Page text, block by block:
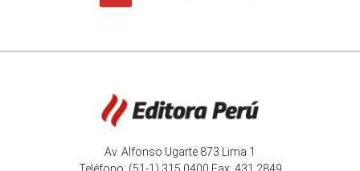
Av. Alfonso Ugarte 873 Lima 1
Teléfono: (51-1) 315 0400 Fax: 431 2849